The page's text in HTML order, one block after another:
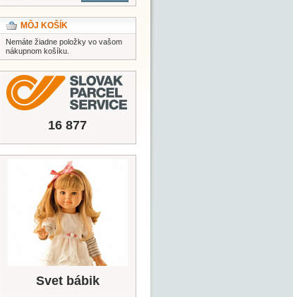
MÔJ KOŠÍK
Nemáte žiadne položky vo vašom
nákupnom košíku.
16 877
Svet bábik